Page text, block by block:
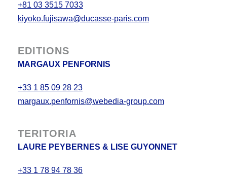
+81 03 3515 7033
kiyoko.fujisawa@ducasse-paris.com
EDITIONS
MARGAUX PENFORNIS
+33 1 85 09 28 23
margaux.penfornis@webedia-group.com
TERITORIA
LAURE PEYBERNES & LISE GUYONNET
+33 1 78 94 78 36